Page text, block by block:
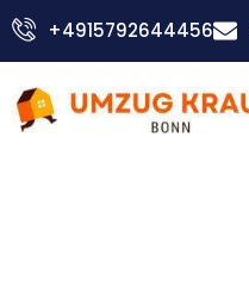
Zum
Inhalt
+4915792644456